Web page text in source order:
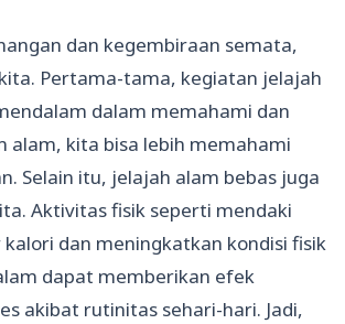
dan kegembiraan semata,
Pertama-tama, kegiatan jelajah
dalam memahami dan
alam, kita bisa lebih memahami
Selain itu, jelajah alam bebas juga
Aktivitas fisik seperti mendaki
dan meningkatkan kondisi fisik
dapat memberikan efek
akibat rutinitas sehari-hari. Jadi,